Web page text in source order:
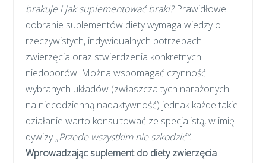
brakuje i jak suplementować braki?Prawidłowe
dobranie suplementów diety wymaga wiedzy o
rzeczywistych, indywidualnych potrzebach
zwierzęcia oraz stwierdzenia konkretnych
niedoborów. Można wspomagać czynność
wybranych układów (zwłaszcza tych narażonych
na niecodzienną nadaktywność) jednak każde takie
działanie warto konsultować ze specjalistą, w imię
dywizy „Przede wszystkim nie szkodzić”.
Wprowadzając suplement do diety zwierzęcia